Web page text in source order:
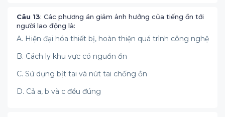
Câu 13: Các phương án giảm ảnh hưởng của tiếng ồn tới
người lao động là:
A. Hiện đại hóa thiết bị, hoàn thiện quá trình công nghệ
B. Cách ly khu vực có nguồn ồn
C. Sử dụng bịt tai và nút tai chống ồn
D. Cả a, b và c đều đúng